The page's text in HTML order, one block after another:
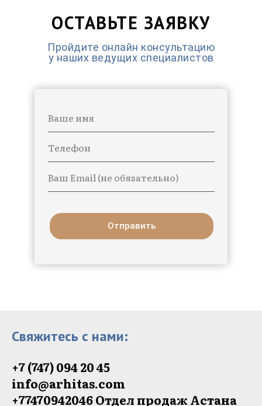
ОСТАВЬТЕ ЗАЯВКУ
Ваше имя
Телефон
Ваш Email (не обязательно)
Отправить
Пройдите онлайн консультацию
у наших ведущих специалистов
Свяжитесь с нами:
+7 (747) 094 20 45
info@arhitas.com
+77470942046‬ Отдел продаж Астана